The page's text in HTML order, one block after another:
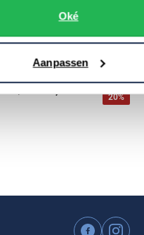
Oké
Aanpassen
Polo Ralph Lauren
20%